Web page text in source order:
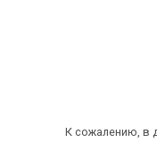
К сожалению, в